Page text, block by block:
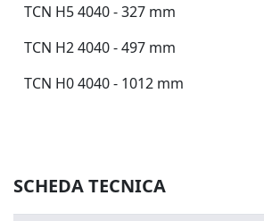
TCN H5 4040 - 327 mm
TCN H2 4040 - 497 mm
TCN H0 4040 - 1012 mm
SCHEDA TECNICA